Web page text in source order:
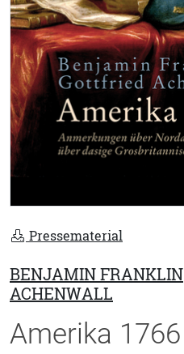
Pressematerial
BENJAMIN FRANKLIN
ACHENWALL
Amerika 1766